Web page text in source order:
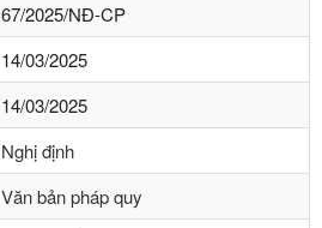
67/2025/NĐ-CP
14/03/2025
14/03/2025
Nghị định
Văn bản pháp quy